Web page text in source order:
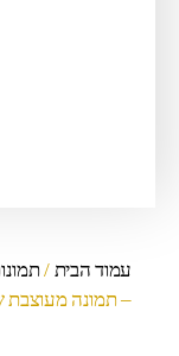
עמוד הבית /
– תמונה מעוצבת של 12 השבטים על קנבס או